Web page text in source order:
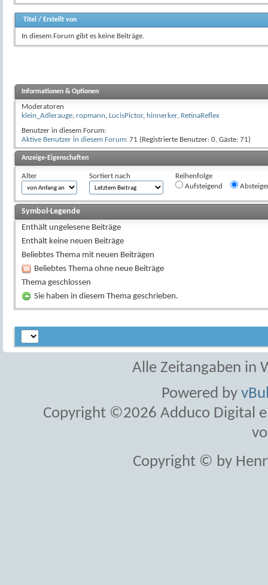
Titel / Erstellt von
In diesem Forum gibt es keine Beiträge.
Informationen & Optionen
Moderatoren
klein_Adlerauge, ropmann, LucisPictor, hinnerker, RetinaReflex
Benutzer in diesem Forum:
Aktive Benutzer in diesem Forum: 71 (Registrierte Benutzer: 0, Gäste: 71)
Anzeige-Eigenschaften
Alter Sortiert nach
Reihenfolge
Aufsteigend
Symbol-Legende
Enthält ungelesene Beiträge
Enthält keine neuen Beiträge
Beliebtes Thema mit neuen Beiträgen
Beliebtes Thema ohne neue Beiträge
Thema geschlossen
Sie haben in diesem Thema geschrieben.
Alle Zeitangaben in
Powered by
Copyright ©2026 Adduco Digital
Copyright © by